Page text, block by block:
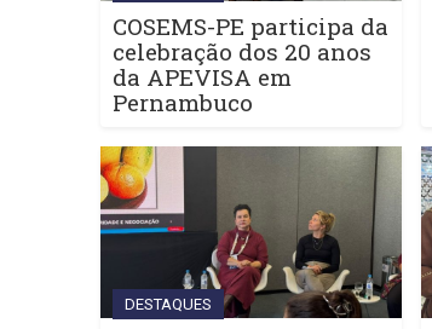
COSEMS-PE participa da
celebração dos 20 anos
da APEVISA em
Pernambuco
DESTAQUES